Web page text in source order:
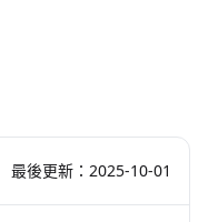
最後更新：2025-10-01